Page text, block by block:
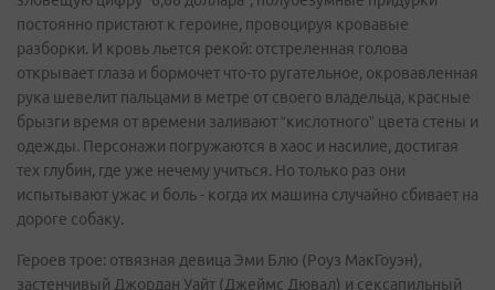
постоянно пристают к героине, провоцируя кровавые
разборки. И кровь льется рекой: отстреленная голова
открывает глаза и бормочет что-то ругательное, окровавленная
рука шевелит пальцами в метре от своего владельца, красные
брызги время от времени заливают “кислотного” цвета стены и
одежды. Персонажи погружаются в хаос и насилие, достигая
тех глубин, где уже нечему учиться. Но только раз они
испытывают ужас и боль - когда их машина случайно сбивает на
дороге собаку.
Героев трое: отвязная девица Эми Блю (Роуз МакГоуэн),
застенчивый Джордан Уайт (Джеймс Дювал) и сексапильный